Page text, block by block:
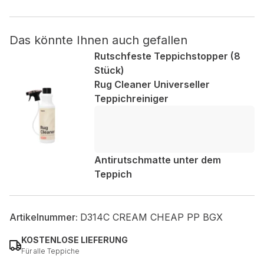
Das könnte Ihnen auch gefallen
Rutschfeste Teppichstopper (8
Stück)
Rug Cleaner Universeller
Teppichreiniger
Antirutschmatte unter dem
Teppich
Artikelnummer: D314C CREAM CHEAP PP BGX
KOSTENLOSE LIEFERUNG
Für alle Teppiche
analysiert werden und noch keiner Kategorie zugeordnet
Alle ablehnen